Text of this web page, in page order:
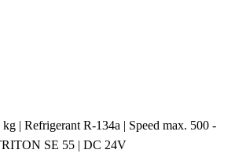
| Refrigerant R-134a | Speed max. 500 -
SE 55 | DC 24V